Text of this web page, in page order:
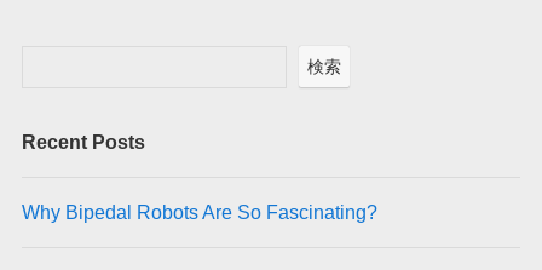
t
検索
Recent Posts
Why Bipedal Robots Are So Fascinating?